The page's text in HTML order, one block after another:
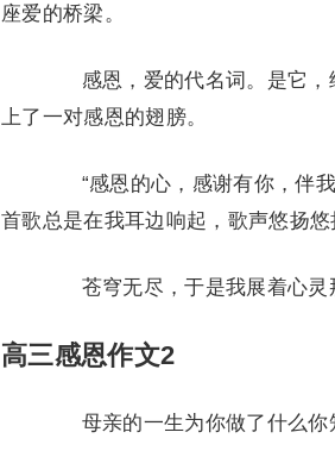
座爱的桥梁。
感恩，爱的代名词。是它，
上了一对感恩的翅膀。
“感恩的心，感谢有你，伴我
首歌总是在我耳边响起，歌声悠扬
苍穹无尽，于是我展着心灵
高三感恩作文2
母亲的一生为你做了什么你